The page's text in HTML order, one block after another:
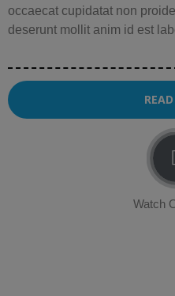
occaecat cupidatat non
deserunt mollit anim id est
Watch